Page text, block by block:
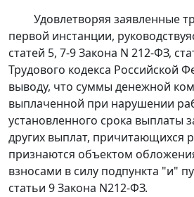
Удовлетворяя заявленные
первой инстанции,
статей 5, 7-9Закона N 212-ФЗ,
Трудового кодекса Российской
выводу, что суммы денежной
выплаченной при нарушении
установленного срока выплаты
других выплат, причитающихся
признаются объектом
взносами в силу подпункта "и"
статьи 9Закона N212-ФЗ.